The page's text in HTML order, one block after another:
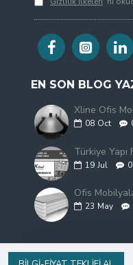
EN SON BLOG
Xline Ofis
08 Oct
Türkiye Yapı
19 Jul 0
Ofis
23 May